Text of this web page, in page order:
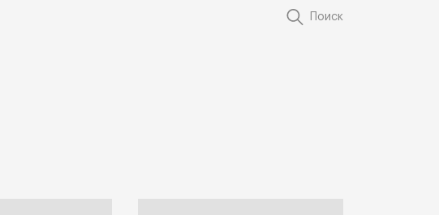
Поиск